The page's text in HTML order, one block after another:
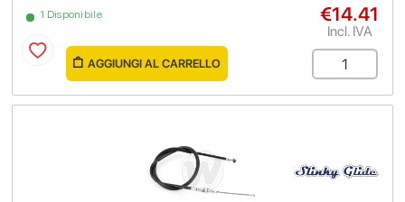
1 Disponibile €14.41
Incl. IVA
AGGIUNGI AL CARRELLO